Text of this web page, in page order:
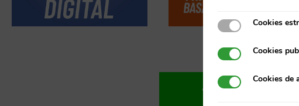
CookiesCookies
CookiesCookies
Cookies deCookies de